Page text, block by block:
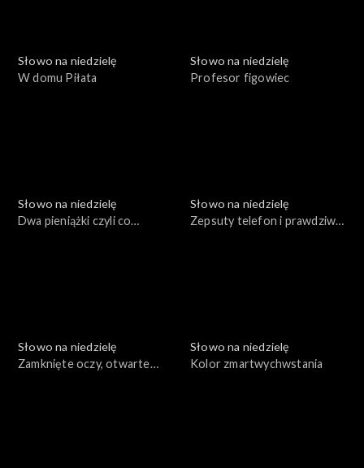
Słowo na niedzielę
W domu Piłata
Słowo na niedzielę
Profesor figowiec
Słowo na niedzielę
Dwa pieniążki czyli co
Słowo na niedzielę
Zepsuty telefon i prawdziwa
Słowo na niedzielę
Zamknięte oczy, otwarte
Słowo na niedzielę
Kolor zmartwychwstania